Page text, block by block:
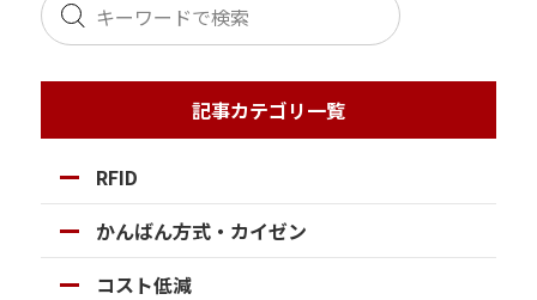
記事カテゴリ一覧
RFID
かんばん方式・カイゼン
コスト低減